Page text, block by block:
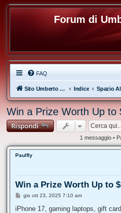
Forum di
FAQ
Sito Umberto Miletto Indice
Win a Prize Worth Up to
Rispondi
1 messaggio •
Paulfly
Win a Prize Worth Up to
M
s
gio ott 23, 2025 7:10 am
iPhone 17, gaming laptops, gift